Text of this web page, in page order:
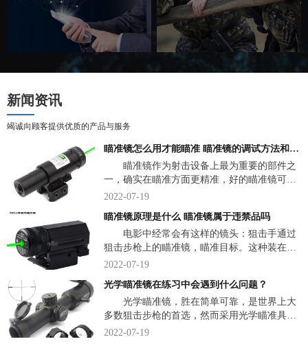
新闻资讯
竭诚向顾客提供优质的产品与服务
瞄准镜怎么用才能瞄准 瞄准镜的调试方法和技巧
瞄准镜作为射击设备上最为重要的部件之
一，确实在瞄准方面更精准，好的瞄准镜可以
将性能并不出色的射击设备的准确性发挥到极
那么，瞄准镜怎么用才能瞄准？下面，我们说
一说关于瞄准镜一些小知识。
2022-07-19
瞄准镜原理是什么 瞄准镜属于违禁品吗
电影中经常会有这样的镜头：狙击手通过
狙击步枪上的瞄准镜，瞄准目标。这种装在武
器上的光学瞄准镜，究竟是什么东西？瞄准镜
标志的革命式速瞄瞄具。下面，来看详细介
绍。
2022-07-19
光学瞄准镜在练习中会遇到什么问题？
光学瞄准镜，胜在简单可靠，是世界上大
多数狙击步枪的首选，然而采用光学瞄准具的
传统狙击步枪狙击手培养是非常困难的，美军
2022-07-19